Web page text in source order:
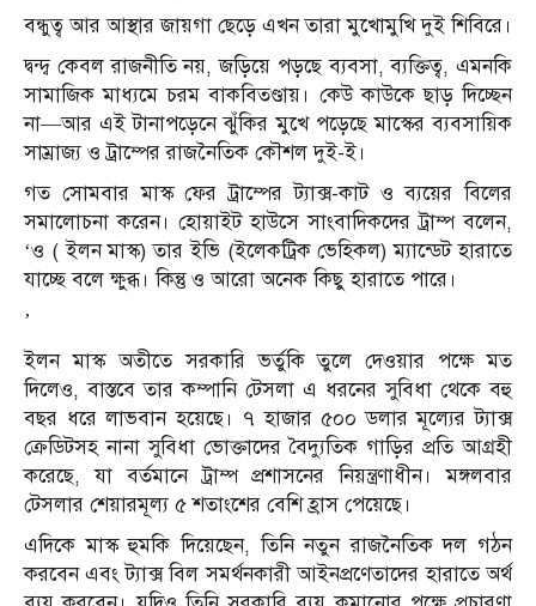
বন্ধুত্ব আর আস্থার জায়গা ছেড়ে এখন তারা মুখোমুখি দুই শিবিরে।
দ্বন্দ্ব কেবল রাজনীতি নয়, জড়িয়ে পড়ছে ব্যবসা, ব্যক্তিত্ব, এমনকি
সামাজিক মাধ্যমে চরম বাকবিতণ্ডায়। কেউ কাউকে ছাড় দিচ্ছেন
না—আর এই টানাপড়েনে ঝুঁকির মুখে পড়েছে মাস্কের ব্যবসায়িক
সাম্রাজ্য ও ট্রাম্পের রাজনৈতিক কৌশল দুই-ই।
গত সোমবার মাস্ক ফের ট্রাম্পের ট্যাক্স-কাট ও ব্যয়ের বিলের
সমালোচনা করেন। হোয়াইট হাউসে সাংবাদিকদের ট্রাম্প বলেন,
‘ও ( ইলন মাস্ক) তার ইভি (ইলেকট্রিক ভেহিকল) ম্যান্ডেট হারাতে
যাচ্ছে বলে ক্ষুব্ধ। কিন্তু ও আরো অনেক কিছু হারাতে পারে।
’
ইলন মাস্ক অতীতে সরকারি ভর্তুকি তুলে দেওয়ার পক্ষে মত
দিলেও, বাস্তবে তার কম্পানি টেসলা এ ধরনের সুবিধা থেকে বহু
বছর ধরে লাভবান হয়েছে। ৭ হাজার ৫০০ ডলার মূল্যের ট্যাক্স
ক্রেডিটসহ নানা সুবিধা ভোক্তাদের বৈদ্যুতিক গাড়ির প্রতি আগ্রহী
করেছে, যা বর্তমানে ট্রাম্প প্রশাসনের নিয়ন্ত্রণাধীন। মঙ্গলবার
টেসলার শেয়ারমূল্য ৫ শতাংশের বেশি হ্রাস পেয়েছে।
এদিকে মাস্ক হুমকি দিয়েছেন, তিনি নতুন রাজনৈতিক দল গঠন
করবেন এবং ট্যাক্স বিল সমর্থনকারী আইনপ্রণেতাদের হারাতে অর্থ